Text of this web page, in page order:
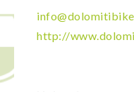
http://